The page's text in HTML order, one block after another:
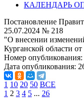
КАЛЕНДАРЬ
Постановление
25.07.2024 № 218
"О внесении
Курганской области
Номер опубликования:
Дата опубликования:
1 10 20 50 ВСЕ
1 2 3 4 5 ... 26